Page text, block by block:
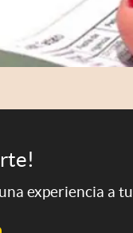
experiencia a tu